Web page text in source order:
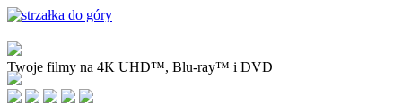
Twoje filmy na 4K UHD™, Blu-ray™ i DVD